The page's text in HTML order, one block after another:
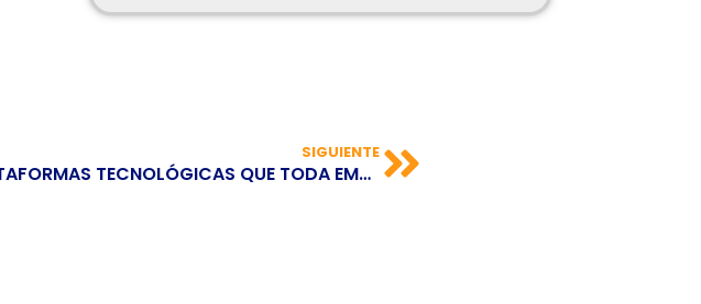
SIGUIENTE
LAS CINCO PLATAFORMAS TECNOLÓGICAS QUE TODA EMPRESA DEBE TENER ESTE 2024 PARA TRIUNFAR